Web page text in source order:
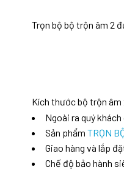
Trọn bộ bộ trộn âm 2
Kích thước bộ trộn
Ngoài ra quý
Sản phẩm TRỌN
Giao hàng và lắp
Chế độ bảo hành